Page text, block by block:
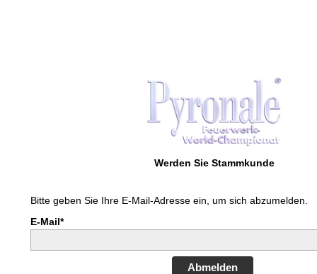
Werden Sie Stammkunde
Bitte geben Sie Ihre E-Mail-Adresse ein, um sich abzumelden.
E-Mail*
Abmelden